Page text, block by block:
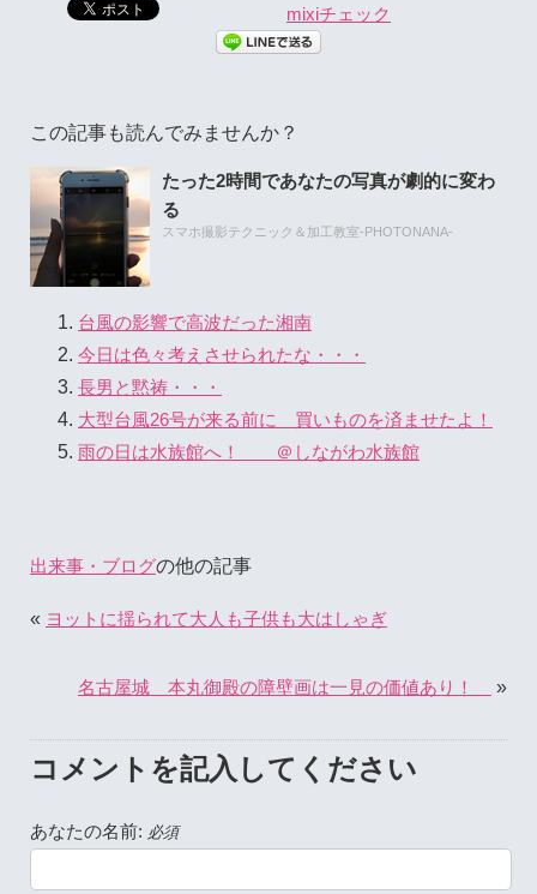
mixiチェック
この記事も読んでみませんか？
たった2時間であなたの写真が劇的に変わ
る
スマホ撮影テクニック＆加工教室-PHOTONANA-
台風の影響で高波だった湘南
今日は色々考えさせられたな・・・
長男と黙祷・・・
大型台風26号が来る前に 買いものを済ませたよ！
雨の日は水族館へ！ ＠しながわ水族館
出来事・ブログの他の記事
« ヨットに揺られて大人も子供も大はしゃぎ
名古屋城 本丸御殿の障壁画は一見の価値あり！ »
コメントを記入してください
あなたの名前: 必須